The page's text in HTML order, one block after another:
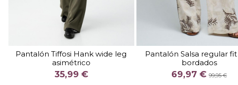
Pantalón Tiffosi Hank wide leg
asimétrico
35,99 €
TALLA
COLOR
CAQUI
Pantalón Salsa regular
bordados
69,97 €99,95 €
TALLA
M
L
COLOR
BEIGE